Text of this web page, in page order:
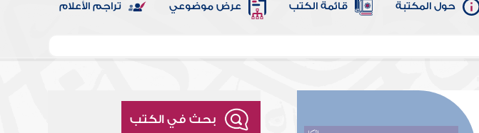
حول المكتبة قائمة الكتب عرض موضوعي تراجم الأعلام
بحث في الكتب